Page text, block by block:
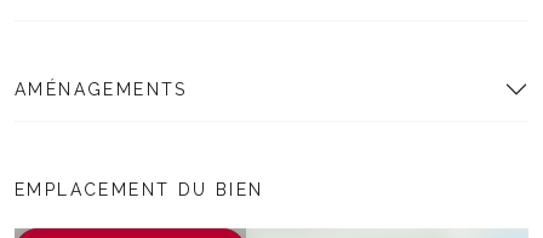
AMÉNAGEMENTS
EMPLACEMENT DU BIEN